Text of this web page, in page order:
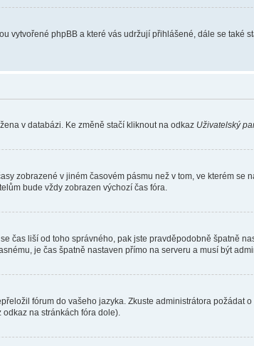
vytvořené phpBB a které vás udržují přihlášené, dále se
v databázi. Ke změně stačí kliknout na odkaz Uživatelský
zobrazené v jiném časovém pásmu než v tom, ve kterém
bude vždy zobrazen výchozí čas fóra.
čas liší od toho správného, pak jste pravděpodobně špatně
je čas špatně nastaven přímo na serveru a musí být
fórum do vašeho jazyka. Zkuste administrátora
na stránkách fóra dole).